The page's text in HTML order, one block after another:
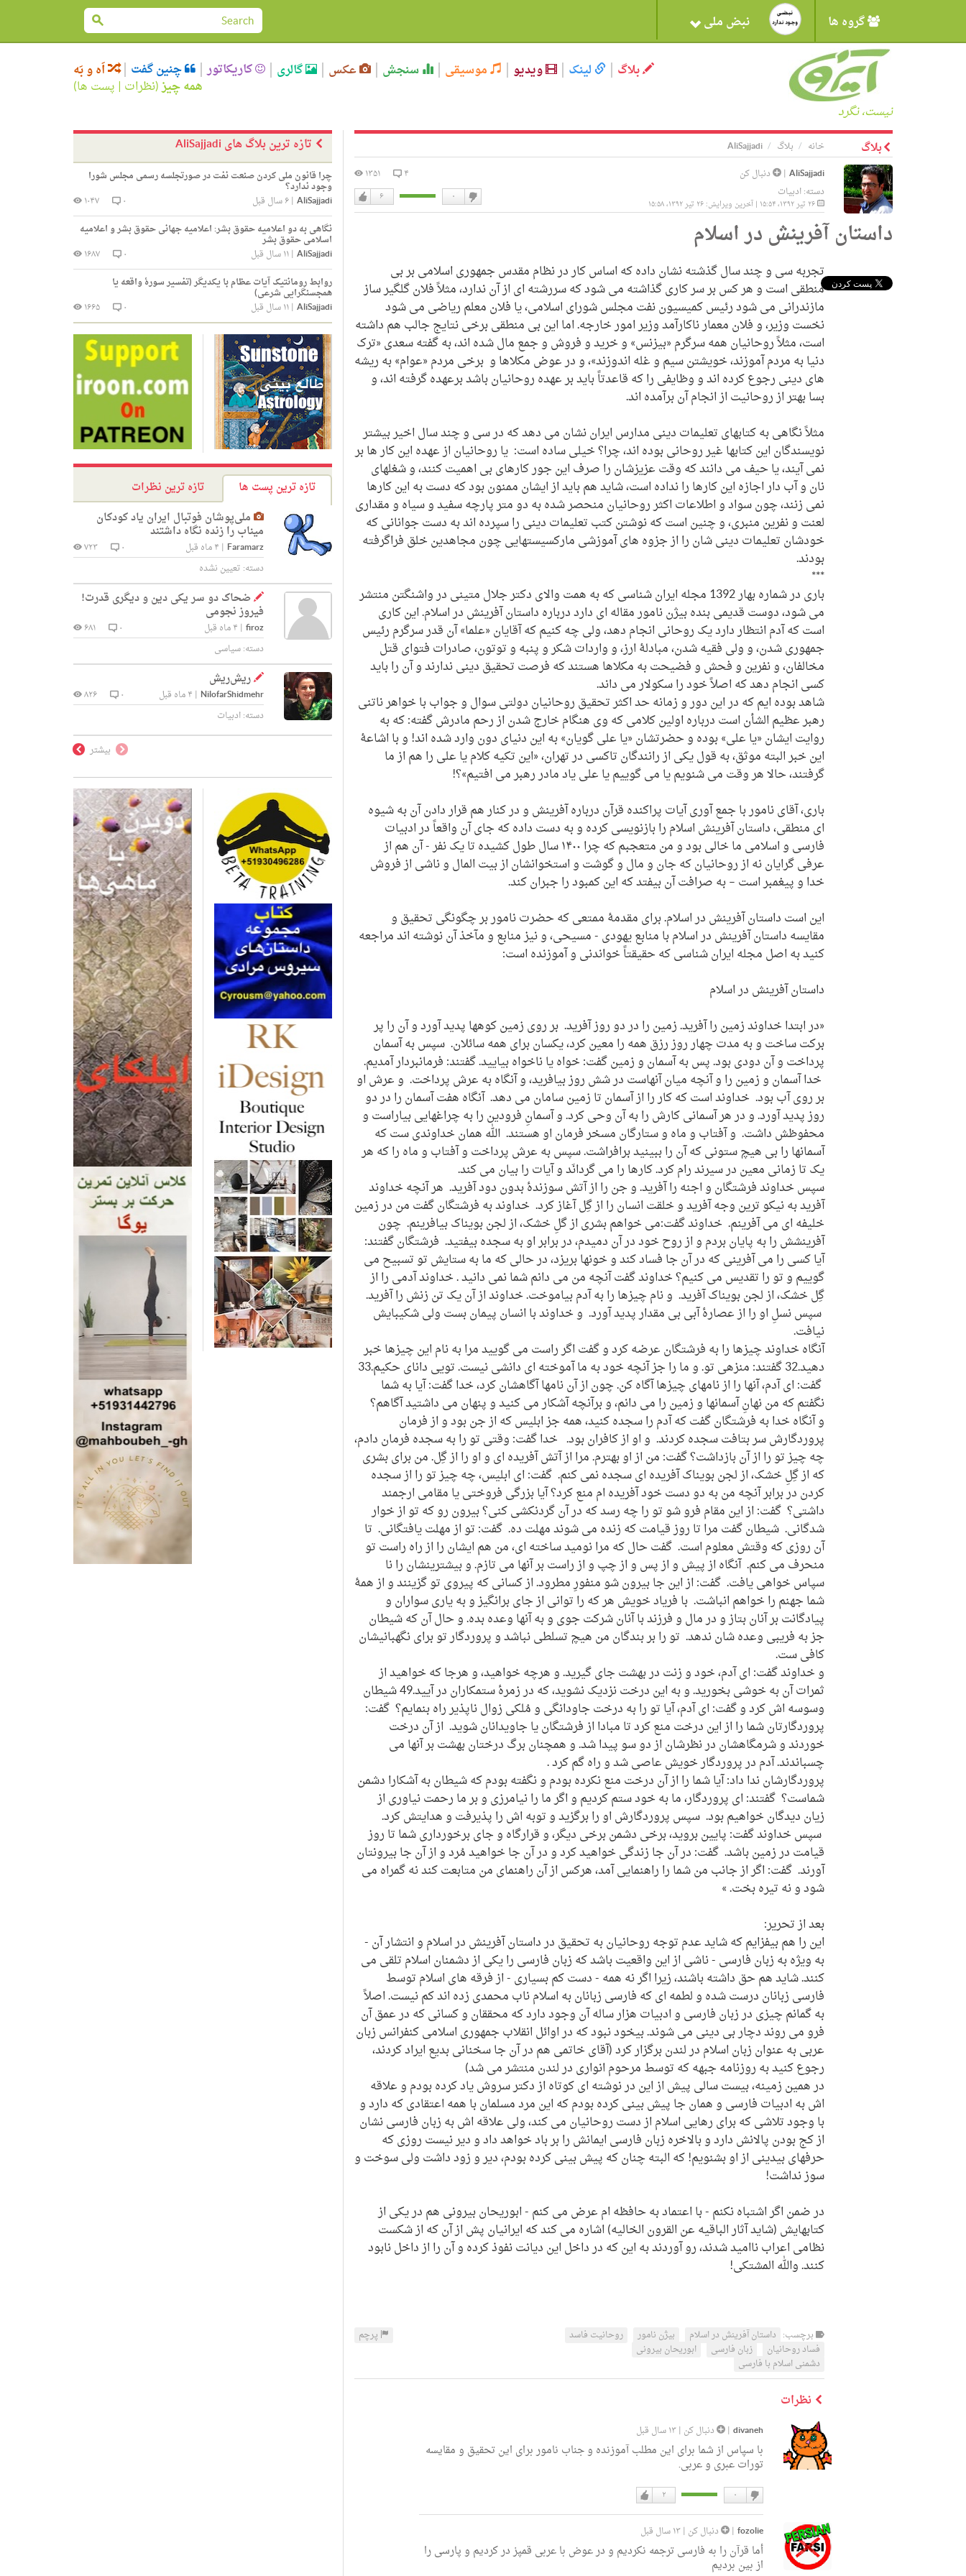
گروه ها نبض ملی
نیست، نگرد
بلاگ لینک ویدیو موسیقی سنجش عکس گالری کاریکاتور چنین گفت اَه و بَه
همه چیز(نظرات | پست ها)
خانه بلاگ بلاگ
AliSajjadi
|
دنبال کن
دسته:ادبیات
۴ ۱۳۵۱
دوست
۶ ۰
دوست
داستان آفرینش در اسلام
تجربه سی و چند سال گذشته نشان داده که اساس کار در نظام مقدس جمهوری اسلامی بر بی
منطقی است و هر کس بر سر کاری گذاشته می شود که سررشته ای از آن ندارد، مثلاً فلان گلگیر ساز
مازندرانی می شود رئیس کمیسیون نفت مجلس شورای اسلامی، یا فلان معلم ریاضی می شود
نخست وزیر، و فلان معمار ناکارآمد وزیر امور خارجه. اما این بی منطقی برخی نتایج جالب هم داشته
است، مثلاً روحانیان همه سرگرم «بیزنس» و خرید و فروش و جمع مال شده اند، به گفته سعدی «ترک
دنیا به مردم آموزند، خویشتن سیم و غله اندوزند»، و در عوض مکلاها و برخی مردم «عوام» به ریشه
های دینی رجوع کرده اند و وظایفی را که قاعدتاً باید بر عهده روحانیان باشد برعهده گرفته اند، و
بسا بهتر از روحانیت از انجام آن برآمده اند.
مثلاً نگاهی به کتابهای تعلیمات دینی مدارس ایران نشان می دهد که در سی و چند سال اخیر بیشتر
نویسندگان این کتابها غیر روحانی بوده اند، چرا؟ خیلی ساده است: یا روحانیان از عهده این کار ها بر
نمی آیند، یا حیف می دانند که وقت عزیزشان را صرف این جور کارهای بی اهمیت کنند، و شغلهای
نان و آب دار اجازه این کارها را نداده است، شاید هم باید از ایشان ممنون بود که دست به این کارها
نمی زنند، چون سواد و اطلاعات اکثر روحانیان منحصر شده به دو متر پارچه سفید و سیاه و مقداری
لعنت و نفرین منبری، و چنین است که نوشتن کتب تعلیمات دینی را سپرده اند به دست جوانانی که
خودشان تعلیمات دینی شان را از جزوه های آموزشی مارکسیستهایی چون مجاهدین خلق فراگرفته
بودند.
***
باری در شماره بهار 1392 مجله ایران شناسی که به همت والای دکتر جلال متینی در واشنگتن منتشر
می شود، دوست قدیمی بنده بیژن نامور مقاله ای دارد درباره داستان آفرینش در اسلام. این کاری
است که آدم انتظار دارد یک روحانی انجام دهد، ولی چه کنیم که آقایان «علما» آن قدر سرگرم رئیس
جمهوری شدن، و ولی فقیه شدن، مبادلۀ ارز، و واردات شکر و پنبه و توتون، صادرات فتوای قتل
مخالفان، و نفرین و فحش و فضیحت به مکلاها هستند که فرصت تحقیق دینی ندارند و آن را باید
کسی انجام دهد که اصلاً خود را سکولار می داند.
شاهد بوده ایم که در این دور و زمانه حد اکثر تحقیق روحانیان دولتی سوال و جواب با خواهر ناتنی
رهبر عظیم الشأن است درباره اولین کلامی که وی هنگام خارج شدن از رحم مادرش گفته: که به
روایت ایشان «یا علی» بوده و حضرتشان «یا علی گویان» به این دنیای دون وارد شده اند! و با اشاعۀ
این خبر البته موثق، به قول یکی از رانندگان تاکسی در تهران، «این تکیه کلام یا علی را هم از ما
گرفتند، حالا هر وقت می شنویم یا می گوییم یا علی یاد مادر رهبر می افتیم»؟!
باری، آقای نامور با جمع آوری آیات پراکنده قرآن درباره آفرینش و در کنار هم قرار دادن آن به شیوه
ای منطقی، داستان آفرینش اسلام را بازنویسی کرده و به دست داده که جای آن واقعاً در ادبیات
فارسی و اسلامی ما خالی بود و من متعجبم که چرا ۱۴۰۰ سال طول کشیده تا یک نفر - آن هم از
عرفی گرایان نه از روحانیان که جان و مال و گوشت و استخوانشان از بیت المال و ناشی از فروش
خدا و پیغمبر است – به صرافت آن بیفتد که این کمبود را جبران کند.
این است داستان آفرینش در اسلام. برای مقدمۀ ممتعی که حضرت نامور بر چگونگی تحقیق و
مقایسه داستان آفرینش در اسلام با منابع یهودی - مسیحی، و نیز منابع و مآخذ آن نوشته اند مراجعه
کنید به اصل مجله ایران شناسی که حقیقتاً خواندنی و آموزنده است:
داستان آفرینش در اسلام
«در ابتدا خداوند زمین را آفرید. زمین را در دو روز آفرید. بر روی زمین کوهها پدید آورد و آن را پر
برکت ساخت و به مدت چهار روز رزق همه را معین کرد، یکسان برای همه سائلان. سپس به آسمان
پرداخت و آن دودی بود. پس به آسمان و زمین گفت: خواه یا ناخواه بیایید. گفتند: فرمانبردار آمدیم.
خدا آسمان و زمین را و آنچه میان آنهاست در شش روز بیافرید، و آنگاه به عرش پرداخت. و عرش او
بر روی آب بود. خداوند است که کار را از آسمان تا زمین سامان می دهد. آنگاه هفت آسمان را در دو
روز پدید آورد. و در هر آسمانی کارش را به آن وحی کرد. و آسمانِ فرودین را به چراغهایی بیاراست و
محفوظش داشت. و آفتاب و ماه و ستارگان مسخر فرمان او هستند. الله همان خداوندی ست که
آسمانها را بی هیچ ستونی که آن را ببینید برافراشت. سپس به عرش پرداخت و آفتاب و ماه را که هر
یک تا زمانی معین در سیرند رام کرد. کارها را می گردانَد و آیات را بیان می کند.
سپس خداوند فرشتگان و اجنه را آفرید. و جن را از آتش سوزندۀ بدون دود آفرید. هر آنچه خداوند
آفرید به نیکو ترین وجه آفرید و خلقت انسان را از گِل آغاز کرد. خداوند به فرشتگان گفت من در زمین
خلیفه ای می آفرینم. خداوند گفت:می خواهم بشری از گلِ خشک، از لجن بویناک بیافرینم. چون
آفرینشش را به پایان بردم و از روح خود در آن دمیدم، در برابر او به سجده بیفتید. فرشتگان گفتند:
آیا کسی را می آفرینی که در آن جا فساد کند و خونها بریزد، در حالی که ما به ستایش تو تسبیح می
گوییم و تو را تقدیس می کنیم؟ خداوند گفت آنچه من می دانم شما نمی دانید . خداوند آدمی را از
گِل خشک، از لجن بویناک آفرید. و نام چیزها را به آدم بیاموخت. خداوند از آن یک تن زنش را آفرید.
سپس نسلِ او را از عصارۀ آبی بی مقدار پدید آورد. و خداوند با انسان پیمان بست ولی شکیبایش
نیافت.
آنگاه خداوند چیزها را به فرشتگان عرضه کرد و گفت اگر راست می گویید مرا به نام این چیزها خبر
دهید.32 گفتند: منزهی تو. و ما را جز آنچه خود به ما آموخته ای دانشی نیست. تویی دانای حکیم.33
گفت: ای آدم، آنها را از نامهای چیزها آگاه کن. چون از آن نامها آگاهشان کرد، خدا گفت: آیا به شما
نگفتم که من نهانِ آسمانها و زمین را می دانم، و برآنچه آشکار می کنید و پنهان می داشتید آگاهم؟
و آنگاه خدا به فرشتگان گفت که آدم را سجده کنید، همه جز ابلیس که از جن بود و از فرمان
پروردگارش سر بتافت سجده کردند. و او از کافران بود. خدا گفت: وقتی تو را به سجده فرمان دادم،
چه چیز تو را از آن بازداشت؟ گفت: من از او بهترم. مرا از آتش آفریده ای و او را از گِل. من برای بشری
که از گِلِ خشک، از لجن بویناک آفریده ای سجده نمی کنم. گفت: ای ابلیس، چه چیز تو را از سجده
کردن در برابر آنچه من به دو دست خود آفریده ام منع کرد؟ آیا بزرگی فروختی یا مقامی ارجمند
داشتی؟ گفت: از این مقام فرو شو تو را چه رسد که در آن گردنکشی کنی؟ بیرون رو که تو از خوار
شدگانی. شیطان گفت مرا تا روز قیامت که زنده می شوند مهلت ده. گفت: تو از مهلت یافتگانی. تا
آن روزی که وقتش معلوم است. گفت حال که مرا نومید ساخته ای، من هم ایشان را از راه راست تو
منحرف می کنم. آنگاه از پیش و از پس و از چپ و از راست بر آنها می تازم. و بیشترینشان را نا
سپاس خواهی یافت. گفت: از این جا بیرون شو منفورِ مطرود. از کسانی که پیروی تو گزینند و از همۀ
شما جهنم را خواهم انباشت. با فریاد خویش هر که را توانی از جای برانگیز و به یاری سواران و
پیادگانت بر آنان بتاز و در مال و فرزند با آنان شرکت جوی و به آنها وعده بده. و حال آن که شیطان
جز به فریبی وعده شان ندهد. تو را بر بندگان من هیچ تسلطی نباشد و پروردگار تو برای نگهبانیشان
کافی ست.
و خداوند گفت: ای آدم، خود و زنت در بهشت جای گیرید. و هرچه خواهید، و هرجا که خواهید از
ثمرات آن به خوشی بخورید. و به این درخت نزدیک نشوید، که در زمرۀ ستمکاران در آیید.49 شیطان
وسوسه اش کرد و گفت: ای آدم، آیا تو را به درخت جاودانگی و مُلکی زوال ناپذیر راه بنمایم؟ گفت:
پروردگارتان شما را از این درخت منع کرد تا مبادا از فرشتگان یا جاویدانان شوید. از آن درخت
خوردند و شرمگاهشان در نظرشان از دو سو پیدا شد. و همچنان برگ درختان بهشت بر آنها می
چسباندند. آدم در پروردگار خویش عاصی شد و راه گم کرد .
پروردگارشان ندا داد: آیا شما را از آن درخت منع نکرده بودم و نگفته بودم که شیطان به آشکارا دشمن
شماست؟ گفتند: ای پروردگار، ما به خود ستم کردیم و اگر ما را نیامرزی و بر ما رحمت نیاوری از
زیان دیدگان خواهیم بود. سپس پروردگارش او را برگزید و توبه اش را پذیرفت و هدایتش کرد.
سپس خداوند گفت: پایین بروید، برخی دشمن برخی دیگر، و قرارگاه و جای برخورداری شما تا روز
قیامت در زمین باشد. گفت: در آن جا زندگی خواهید کرد و در آن جا خواهید مُرد و از آن جا بیرونتان
آورند. گفت: اگر از جانب من شما را راهنمایی آمد، هرکس از آن راهنمای من متابعت کند نه گمراه می
شود و نه تیره بخت. »
بعد از تحریر:
این را هم بیفزایم که شاید عدم توجه روحانیان به تحقیق در داستان آفرینش در اسلام و انتشار آن -
به ویژه به زبان فارسی - ناشی از این واقعیت باشد که زبان فارسی را یکی از دشمنان اسلام تلقی می
کنند. شاید هم حق داشته باشند، زیرا اگر نه همه - دست کم بسیاری - از فرقه های اسلام توسط
فارسی زبانان درست شده و لطمه ای که فارسی زبانان به اسلام ناب محمدی زده اند کم نیست. اصلاً
به گمانم چیزی در زبان فارسی و ادبیات هزار ساله آن وجود دارد که محققان و کسانی که در عمق آن
فرو می روند دچار بی دینی می شوند. بیخود نبود که در اوائل انقلاب جمهوری اسلامی کنفرانس زبان
عربی به عنوان زبان اسلام در لندن برگزار کرد (آقای خاتمی هم در آن جا سخنانی بدیع ایراد کردند،
رجوع کنید به روزنامه جبهه که توسط مرحوم انواری در لندن منتشر می شد)
در همین زمینه، بیست سالی پیش از این در نوشته ای کوتاه از دکتر سروش یاد کرده بودم و علاقه
اش به ادبیات فارسی و همان جا پیش بینی کرده بودم که این مرد مسلمان با همه اعتقادی که دارد و
با وجود تلاشی که برای رهایی اسلام از دست روحانیان می کند، ولی علاقه اش به زبان فارسی نشان
از کج بودن پالانش دارد و بالاخره زبان فارسی ایمانش را بر باد خواهد داد و دیر نیست روزی که
حرفهای بیدینی از او بشنویم! که البته چنان که پیش بینی کرده بودم، دیر و زود داشت ولی سوخت و
سوز نداشت!
در ضمن اگر اشتباه نکنم - با اعتماد به حافظه ام عرض می کنم - ابوریحان بیرونی هم در یکی از
کتابهایش (شاید آثار الباقیه عن القرون الخالیه) اشاره می کند که ایرانیان پش از آن که از شکست
نظامی اعراب ناامید شدند، رو آوردند به این که در داخل این دیانت نفوذ کرده و آن را از داخل نابود
کنند. والله المشتکی!
برچسب: داستان آفرینش در اسلام بیژن نامور
روحانیت فاسد
فساد روحانیان
زبان فارسی
ابوریحان بیرونی
دشمنی اسلام با فارسی
پرچم
نظرات
divaneh
| دنبال کن |۱۳ سال قبل
با سپاس از شما برای این مطلب آموزنده و جناب نامور برای این تحقیق و مقایسه
تورات عبری و عربی.
دوست
دارم
۲ ۰
دوست
نداشتن
fozolie
| دنبال کن |۱۳ سال قبل
أما قرآن را به فارسى ترجمه نكرديم و در عوض با عربى قمپز در كرديم و پارسى را
از بين برديم
تازه ترین بلاگ های AliSajjadi
چرا قانون ملی کردن صنعت نفت در صورتجلسه رسمی مجلس شورا
وجود ندارد؟
AliSajjadi
|۶ سال قبل ۰
۱۰۴۷
نگاهی به دو اعلامیه حقوق بشر: اعلامیه جهانی حقوق بشر و اعلامیه
اسلامی حقوق بشر
AliSajjadi
|۱۱ سال قبل ۰
۱۶۸۷
روابط رومانتیک آیات عظام با یکدیگر (تفسیر سورۀ واقعه یا
همجسنگرایی شرعی)
AliSajjadi
|۱۱ سال قبل ۰ ۱۶۶۵
تازه ترین پست ها
تازه ترین نظرات
ملی‌پوشان فوتبال ایران یاد کودکان
میناب را زنده نگاه داشتند
Faramarz
| ۴ ماه قبل ۰
۷۲۳
دسته: تعیین نشده
ضحاک دو سر یکی دین و دیگری قدرت!
فیروز نجومی
firoz
| ۴ ماه قبل ۰
۶۸۱
دسته:سیاسی
ریش‌ریش
NilofarShidmehr
| ۴ ماه قبل ۰
۸۲۶
دسته:ادبیات
بیشتر